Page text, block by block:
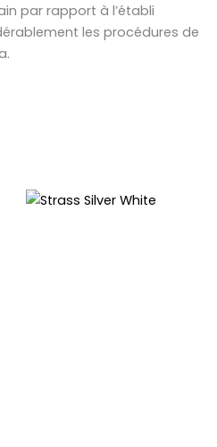
par rapport à l’établi
les procédures de